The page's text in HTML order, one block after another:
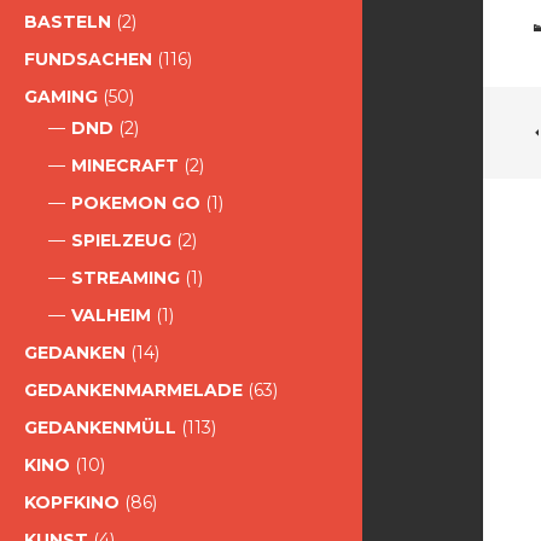
BASTELN (2)
FUNDSACHEN (116)
GAMING (50)
DND (2)
MINECRAFT (2)
POKEMON GO (1)
SPIELZEUG (2)
STREAMING (1)
VALHEIM (1)
GEDANKEN (14)
GEDANKENMARMELADE (63)
GEDANKENMÜLL (113)
KINO (10)
KOPFKINO (86)